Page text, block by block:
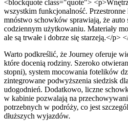
<blockquote class="quote">
wszystkim funkcjonalność.
mnóstwo schowków sprawiają, że auto
codziennym użytkowaniu. Materiały
ale są trwałe i dobrze się starzeją.</p>
Warto podkreślić, że Journey oferuje
które docenią rodziny. Szeroko
stopni), system mocowania fotelików
zintegrowane podwyższenia siedzisk
udogodnień. Dodatkowo, liczne
w kabinie pozwalają na
potrzebnych w podróży, co jest
dłuższych wyjazdów.